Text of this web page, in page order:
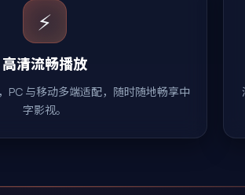
⚡
高清流畅播放
PC 与移动多端适配，随时随地畅享中
字影视。